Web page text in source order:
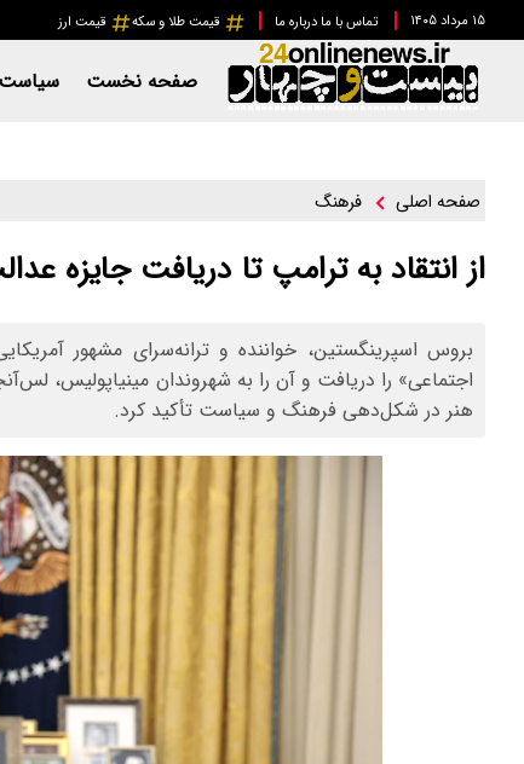
۱۵ مرداد ۱۴۰۵ تماس با ما درباره ما قیمت طلا و سکه قیمت ارز
صفحه نخست سیاست
صفحه اصلی فرهنگ
از انتقاد به ترامپ تا دریافت جایزه
بروس اسپرینگستین، خواننده و ترانه‌سرای مشهور
اجتماعی» را دریافت و آن را به شهروندان مینیاپولیس،
هنر در شکل‌دهی فرهنگ و سیاست تأکید کرد.